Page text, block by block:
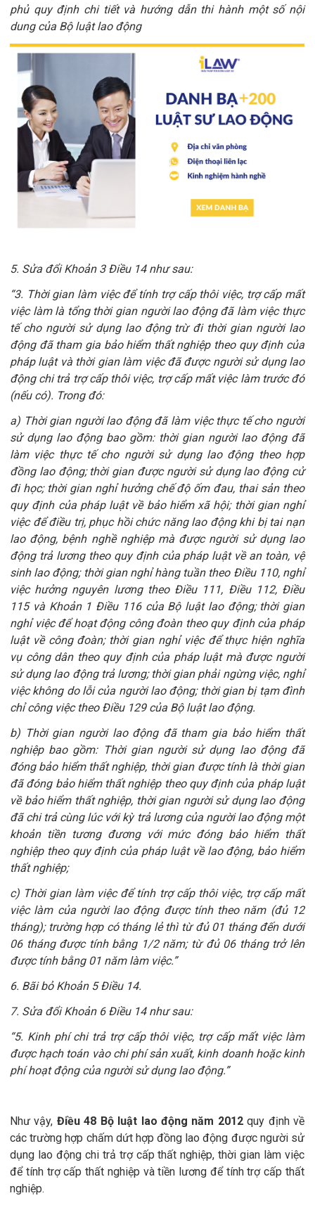
phủ quy định chi tiết và hướng dẫn thi hành một số nội
dung của Bộ luật lao động
5. Sửa đổi Khoản 3 Điều 14 như sau:
“3. Thời gian làm việc để tính trợ cấp thôi việc, trợ cấp mất
việc làm là tổng thời gian người lao động đã làm việc thực
tế cho người sử dụng lao động trừ đi thời gian người lao
động đã tham gia bảo hiểm thất nghiệp theo quy định của
pháp luật và thời gian làm việc đã được người sử dụng lao
động chi trả trợ cấp thôi việc, trợ cấp mất việc làm trước đó
(nếu có). Trong đó:
a) Thời gian người lao động đã làm việc thực tế cho người
sử dụng lao động bao gồm: thời gian người lao động đã
làm việc thực tế cho người sử dụng lao động theo hợp
đồng lao động; thời gian được người sử dụng lao động cử
đi học; thời gian nghỉ hưởng chế độ ốm đau, thai sản theo
quy định của pháp luật về bảo hiểm xã hội; thời gian nghỉ
việc để điều trị, phục hồi chức năng lao động khi bị tai nạn
lao động, bệnh nghề nghiệp mà được người sử dụng lao
động trả lương theo quy định của pháp luật về an toàn, vệ
sinh lao động; thời gian nghỉ hàng tuần theo Điều 110, nghỉ
việc hưởng nguyên lương theo Điều 111, Điều 112, Điều
115 và Khoản 1 Điều 116 của Bộ luật lao động; thời gian
nghỉ việc để hoạt động công đoàn theo quy định của pháp
luật về công đoàn; thời gian nghỉ việc để thực hiện nghĩa
vụ công dân theo quy định của pháp luật mà được người
sử dụng lao động trả lương; thời gian phải ngừng việc, nghỉ
việc không do lỗi của người lao động; thời gian bị tạm đình
chỉ công việc theo Điều 129 của Bộ luật lao động.
b) Thời gian người lao động đã tham gia bảo hiểm thất
nghiệp bao gồm: Thời gian người sử dụng lao động đã
đóng bảo hiểm thất nghiệp, thời gian được tính là thời gian
đã đóng bảo hiểm thất nghiệp theo quy định của pháp luật
về bảo hiểm thất nghiệp, thời gian người sử dụng lao động
đã chi trả cùng lúc với kỳ trả lương của người lao động một
khoản tiền tương đương với mức đóng bảo hiểm thất
nghiệp theo quy định của pháp luật về lao động, bảo hiểm
thất nghiệp;
c) Thời gian làm việc để tính trợ cấp thôi việc, trợ cấp mất
việc làm của người lao động được tính theo năm (đủ 12
tháng); trường hợp có tháng lẻ thì từ đủ 01 tháng đến dưới
06 tháng được tính bằng 1/2 năm; từ đủ 06 tháng trở lên
được tính bằng 01 năm làm việc.”
6. Bãi bỏ Khoản 5 Điều 14.
7. Sửa đổi Khoản 6 Điều 14 như sau:
“5. Kinh phí chi trả trợ cấp thôi việc, trợ cấp mất việc làm
được hạch toán vào chi phí sản xuất, kinh doanh hoặc kinh
phí hoạt động của người sử dụng lao động.”
Như vậy, Điều 48 Bộ luật lao động năm 2012quy định về
các trường hợp chấm dứt hợp đồng lao động được người sử
dụng lao động chi trả trợ cấp thất nghiệp, thời gian làm việc
để tính trợ cấp thất nghiệp và tiền lương để tính trợ cấp thất
nghiệp.